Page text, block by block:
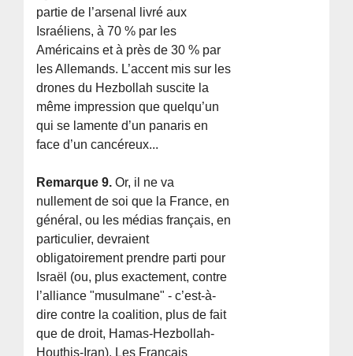
partie de l’arsenal livré aux
Israéliens, à 70 % par les
Américains et à près de 30 % par
les Allemands. L’accent mis sur les
drones du Hezbollah suscite la
même impression que quelqu’un
qui se lamente d’un panaris en
face d’un cancéreux...
Remarque 9. Or, il ne va
nullement de soi que la France, en
général, ou les médias français, en
particulier, devraient
obligatoirement prendre parti pour
Israël (ou, plus exactement, contre
l’alliance "musulmane" - c’est-à-
dire contre la coalition, plus de fait
que de droit, Hamas-Hezbollah-
Houthis-Iran). Les Français